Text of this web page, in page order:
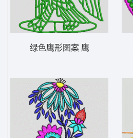
绿色鹰形图案 鹰